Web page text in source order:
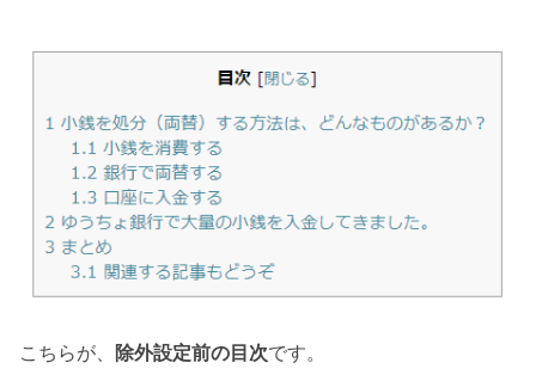
こちらが、 除外設定前の目次です。